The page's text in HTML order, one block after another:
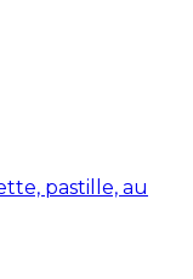
pastille, au